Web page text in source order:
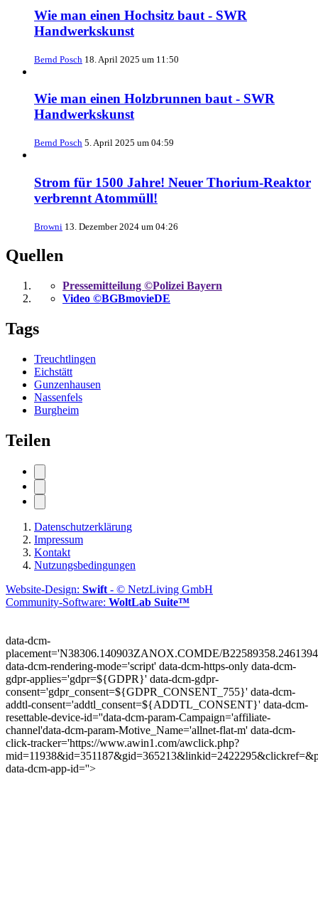
Wie man einen Hochsitz baut - SWR
Handwerkskunst
Bernd Posch 18. April 2025 um 11:50
Wie man einen Holzbrunnen baut - SWR
Handwerkskunst
Bernd Posch 5. April 2025 um 04:59
Strom für 1500 Jahre! Neuer Thorium-Reaktor
verbrennt Atommüll!
Browni 13. Dezember 2024 um 04:26
Quellen
Pressemitteilung ©Polizei Bayern
Video ©BGBmovieDE
Tags
Treuchtlingen
Eichstätt
Gunzenhausen
Nassenfels
Burgheim
Teilen
Datenschutzerklärung
Impressum
Kontakt
Nutzungsbedingungen
Website-Design: Swift - © NetzLiving GmbH
Community-Software: WoltLab Suite™
data-dcm-
placement='N38306.140903ZANOX.COMDE/
data-dcm-rendering-mode='script' data-dcm-https-only data-dcm-
gdpr-applies='gdpr=${GDPR}' data-dcm-gdpr-
consent='gdpr_consent=${GDPR_CONSENT_755}' data-dcm-
addtl-consent='addtl_consent=${ADDTL_CONSENT}' data-dcm-
resettable-device-id=''data-dcm-param-Campaign='affiliate-
channel'data-dcm-param-Motive_Name='allnet-flat-m' data-dcm-
click-tracker='https://www.awin1.com/awclick.php?
data-dcm-app-id=''>